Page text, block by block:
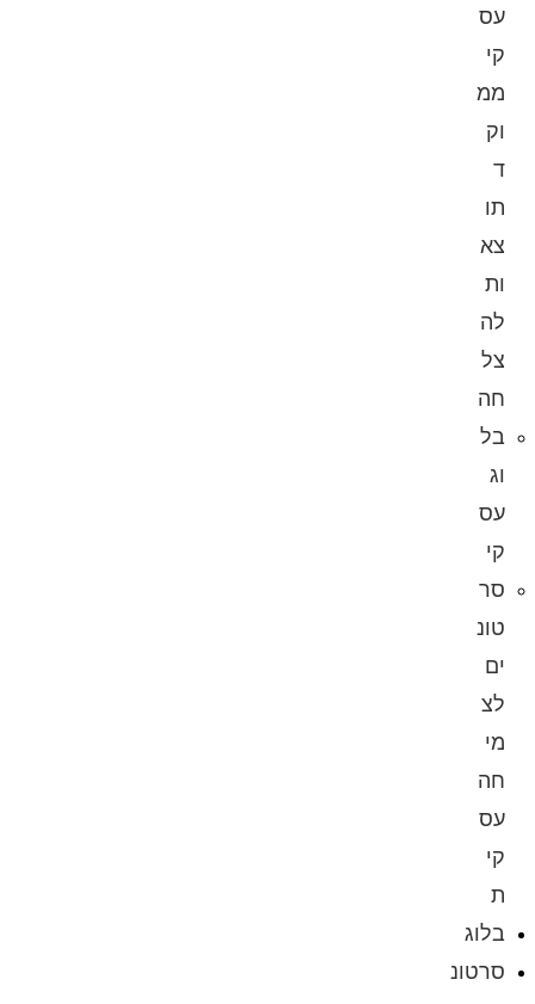
עס
קי
ממ
וק
ד
תו
צא
ות
לה
צל
חה
בל
וג
עס
קי
סר
טונ
ים
לצ
מי
חה
עס
קי
ת
בלוג
סרטונ